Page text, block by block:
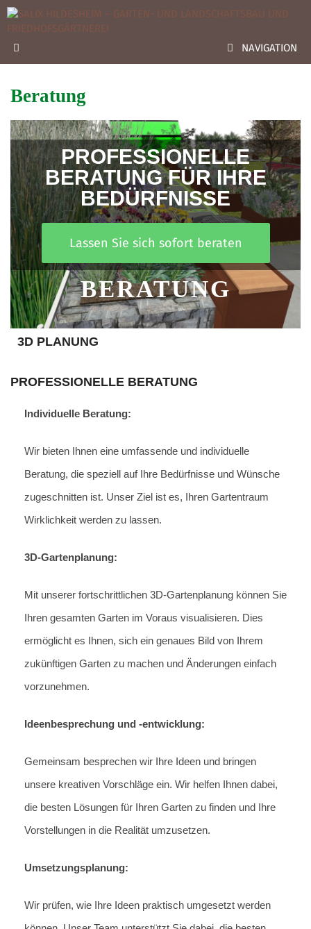
NAVIGATION
Beratung
PROFESSIONELLE
BERATUNG FÜR IHRE
BEDÜRFNISSE
Lassen Sie sich sofort beraten
BERATUNG
3D PLANUNG
PROFESSIONELLE BERATUNG
Individuelle Beratung:
Wir bieten Ihnen eine umfassende und individuelle
Beratung, die speziell auf Ihre Bedürfnisse und Wünsche
zugeschnitten ist. Unser Ziel ist es, Ihren Gartentraum
Wirklichkeit werden zu lassen.
3D-Gartenplanung:
Mit unserer fortschrittlichen 3D-Gartenplanung können Sie
Ihren gesamten Garten im Voraus visualisieren. Dies
ermöglicht es Ihnen, sich ein genaues Bild von Ihrem
zukünftigen Garten zu machen und Änderungen einfach
vorzunehmen.
Ideenbesprechung und -entwicklung:
Gemeinsam besprechen wir Ihre Ideen und bringen
unsere kreativen Vorschläge ein. Wir helfen Ihnen dabei,
die besten Lösungen für Ihren Garten zu finden und Ihre
Vorstellungen in die Realität umzusetzen.
Umsetzungsplanung:
Wir prüfen, wie Ihre Ideen praktisch umgesetzt werden